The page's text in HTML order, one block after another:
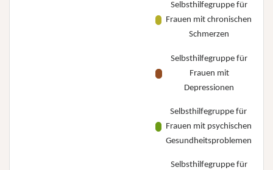
Selbsthilfegruppe für
Frauen mit chronischen
Schmerzen
Selbsthilfegruppe für
Frauen mit
Depressionen
Selbsthilfegruppe für
Frauen mit psychischen
Gesundheitsproblemen
Selbsthilfegruppe für